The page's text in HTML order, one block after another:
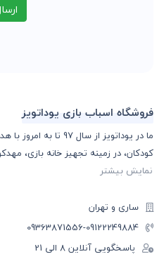
فروشگاه اسباب بازی یوداتویز
ما در یوداتویز از سال
کودکان، در زمینه تجهیز خانه بازی،
نمایش بیشتر
ساری و تهران
09122249884
-09363871556
پاسخگویی آنلاین 8 الی 21